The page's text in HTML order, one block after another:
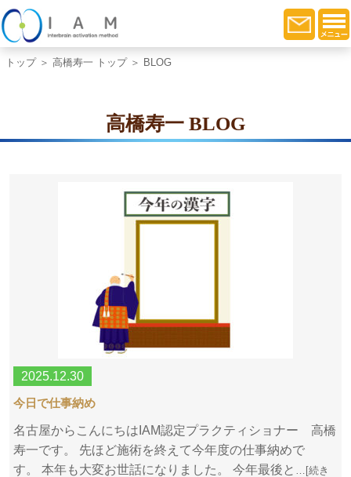
トップ＞ 高橋寿一 トップ＞ BLOG
高橋寿一 BLOG
2025.12.30
今日で仕事納め
名古屋からこんにちはIAM認定プラクティショナー 高橋
寿一です。 先ほど施術を終えて今年度の仕事納めで
す。 本年も大変お世話になりました。 今年最後と …[続き